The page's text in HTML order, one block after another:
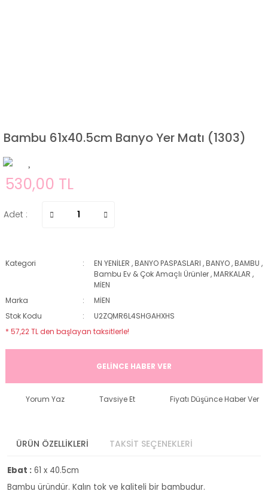
Bambu 61x40.5cm Banyo Yer Matı (1303)
530,00 TL
Adet :
Kategori EN YENİLER ,BANYO PASPASLARI ,BANYO,BAMBU ,
Bambu Ev & Çok Amaçlı Ürünler,MARKALAR ,
MİEN
Marka
MİEN
Stok Kodu
U2ZQMR6L4SHGAHXHS
* 57,22 TL den başlayan taksitlerle!
GELİNCE HABER VER
Yorum Yaz Tavsiye Et Fiyatı Düşünce Haber Ver
ÜRÜN ÖZELLİKLERİ TAKSİT SEÇENEKLERİ
Ebat : 61 x 40.5cm
Bambu üründür. Kalın tok ve kaliteli bir bambudur.